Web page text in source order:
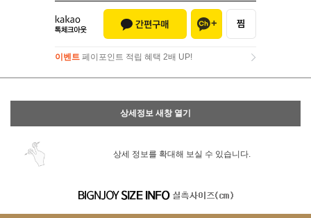
이벤트 페이포인트 적립 혜택 2배 UP!
이벤트페이포인트 적립 혜택 2배 UP!
상세정보 새창 열기
상세 정보를 확대해 보실 수 있습니다.